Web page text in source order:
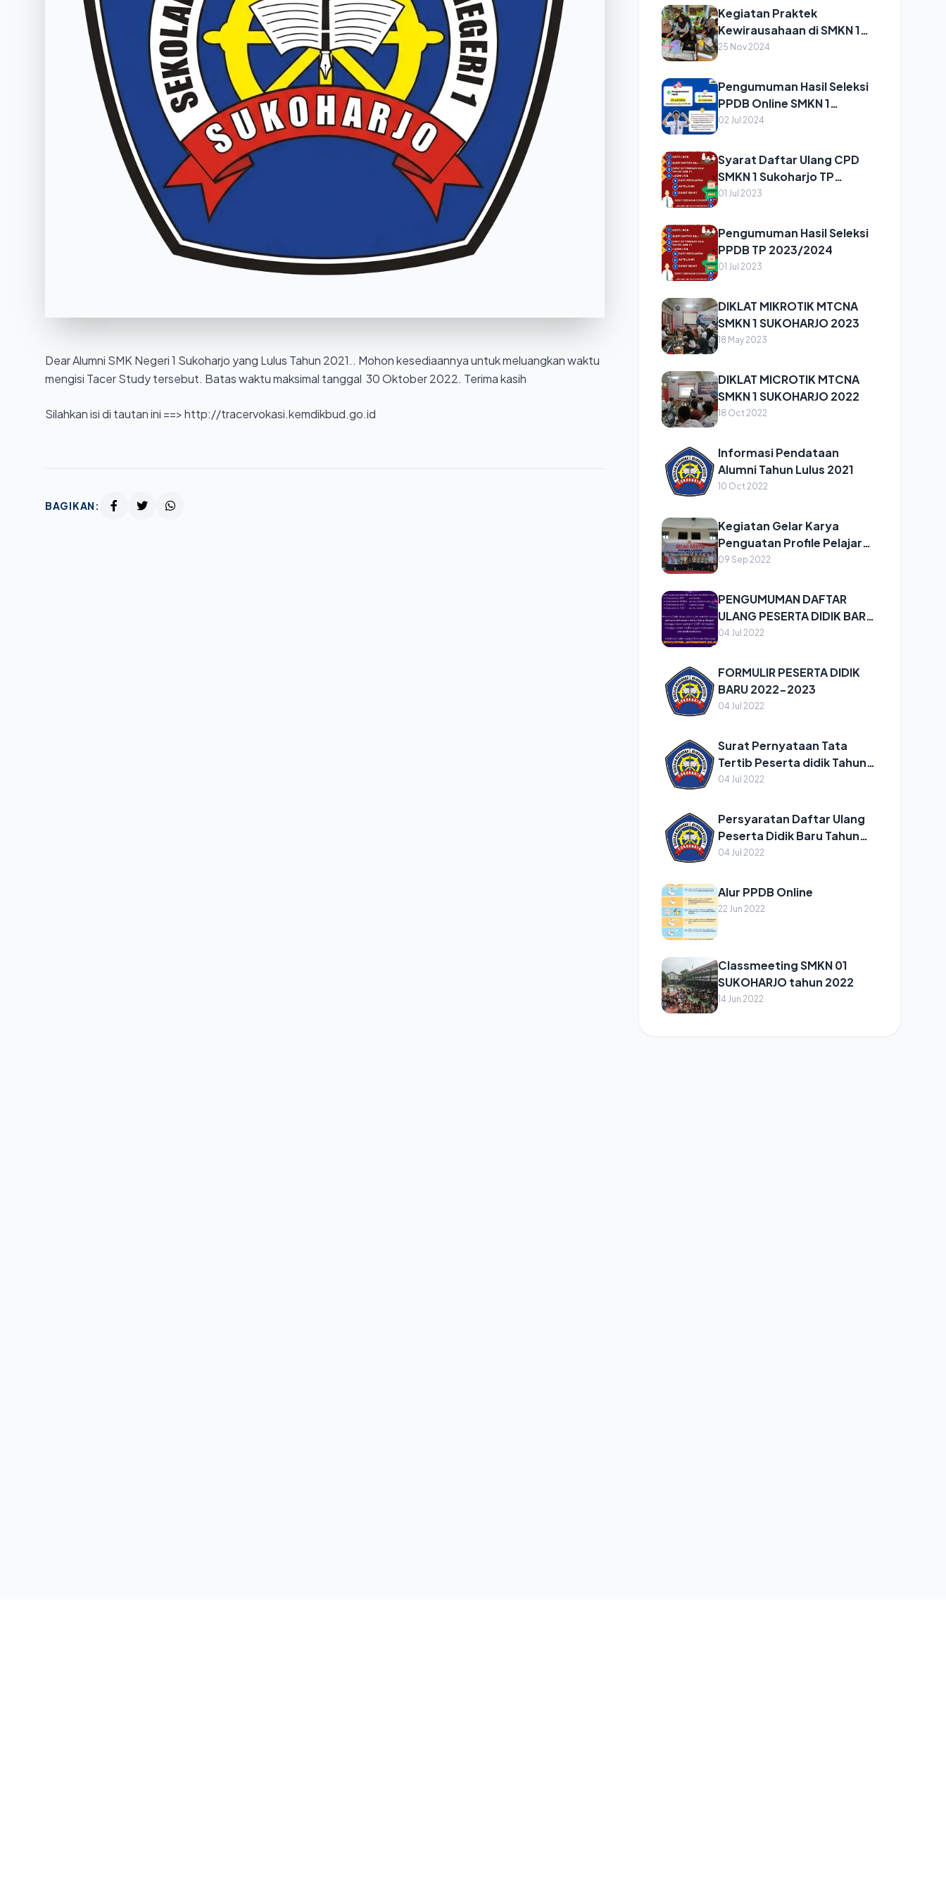
Dear Alumni SMK Negeri 1 Sukoharjo yang Lulus Tahun 2021.. Mohon kesediaannya untuk meluangkan waktu
mengisi Tacer Study tersebut. Batas waktu maksimal tanggal 30 Oktober 2022. Terima kasih
Silahkan isi di tautan ini ==>http://tracervokasi.kemdikbud.go.id
BAGIKAN:
Kegiatan Praktek
Kewirausahaan di SMKN 1
Sukoharjo
25 Nov 2024
Pengumuman Hasil Seleksi
PPDB Online SMKN 1
Sukoharjo 2024
02 Jul 2024
Syarat Daftar Ulang CPD
SMKN 1 Sukoharjo TP
2023/2024
01 Jul 2023
Pengumuman Hasil Seleksi
PPDB TP 2023/2024
01 Jul 2023
DIKLAT MIKROTIK MTCNA
SMKN 1 SUKOHARJO 2023
18 May 2023
DIKLAT MICROTIK MTCNA
SMKN 1 SUKOHARJO 2022
18 Oct 2022
Informasi Pendataan
Alumni Tahun Lulus 2021
10 Oct 2022
Kegiatan Gelar Karya
Penguatan Profile Pelajar
Pancasila (P5)
09 Sep 2022
PENGUMUMAN DAFTAR
ULANG PESERTA DIDIK BARU
SMKN 1 SUKOHARJO TAHUN
04 Jul 2022
FORMULIR PESERTA DIDIK
BARU 2022-2023
04 Jul 2022
Surat Pernyataan Tata
Tertib Peserta didik Tahun
2022/2023
04 Jul 2022
Persyaratan Daftar Ulang
Peserta Didik Baru Tahun
Pelajaran 2022/2023
04 Jul 2022
Alur PPDB Online
22 Jun 2022
Classmeeting SMKN 01
SUKOHARJO tahun 2022
14 Jun 2022